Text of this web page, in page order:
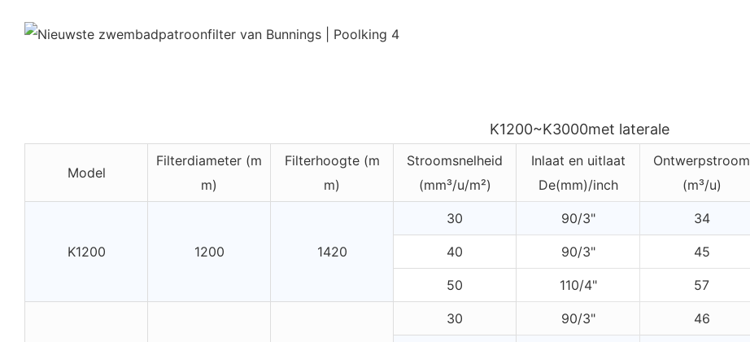
K1200~K3000met laterale
Model
Filterdiameter (m
m)
Filterhoogte (m
m)
Stroomsnelheid
(mm³/u/m²)
Inlaat en uitlaat
De(mm)/inch
Ontwerpstroom
(m³/u)
K1200 1200 1420
30 90/3" 34
40 90/3" 45
50 110/4" 57
30 90/3" 46